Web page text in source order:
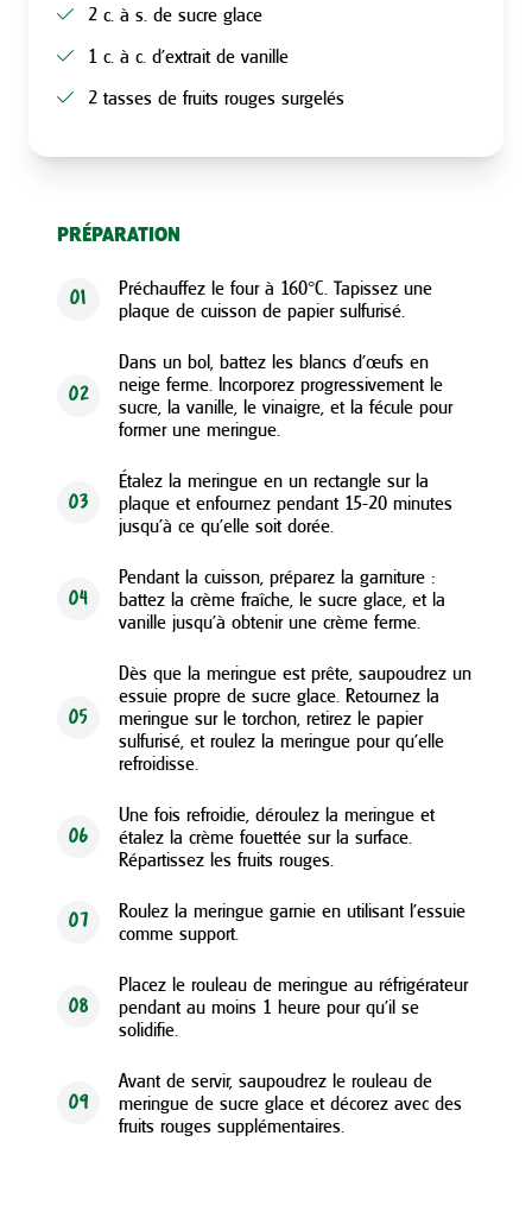
2 c. à s. de sucre glace
1 c. à c. d'extrait de vanille
2 tasses de fruits rouges surgelés
PRÉPARATION
01
Préchauffez le four à 160°C. Tapissez une
plaque de cuisson de papier sulfurisé.
02
Dans un bol, battez les blancs d'œufs en
neige ferme. Incorporez progressivement le
sucre, la vanille, le vinaigre, et la fécule pour
former une meringue.
03
Étalez la meringue en un rectangle sur la
plaque et enfournez pendant 15-20 minutes
jusqu'à ce qu'elle soit dorée.
04
Pendant la cuisson, préparez la garniture :
battez la crème fraîche, le sucre glace, et la
vanille jusqu'à obtenir une crème ferme.
05
Dès que la meringue est prête, saupoudrez un
essuie propre de sucre glace. Retournez la
meringue sur le torchon, retirez le papier
sulfurisé, et roulez la meringue pour qu'elle
refroidisse.
06
Une fois refroidie, déroulez la meringue et
étalez la crème fouettée sur la surface.
Répartissez les fruits rouges.
07
Roulez la meringue garnie en utilisant l'essuie
comme support.
08
Placez le rouleau de meringue au réfrigérateur
pendant au moins 1 heure pour qu'il se
solidifie.
09
Avant de servir, saupoudrez le rouleau de
meringue de sucre glace et décorez avec des
fruits rouges supplémentaires.